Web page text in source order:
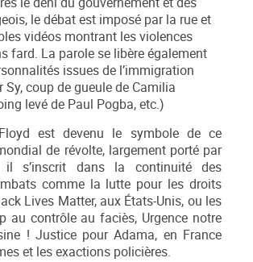
le débat est imposé par la rue et
vidéos montrant les violences
fard. La parole se libère également
issues de l’immigration
Sy, coup de gueule de Camilia
levé de Paul Pogba, etc.)
est devenu le symbole de ce
de révolte, largement porté par
il s’inscrit dans la continuité des
comme la lutte pour les droits
Lives Matter, aux États-Unis, ou les
au contrôle au faciès, Urgence notre
! Justice pour Adama, en France
et les exactions policières.